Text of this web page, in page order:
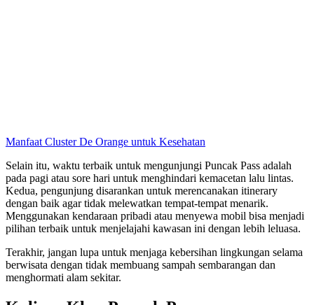
Manfaat Cluster De Orange untuk Kesehatan
Selain itu, waktu terbaik untuk mengunjungi Puncak Pass adalah
pada pagi atau sore hari untuk menghindari kemacetan lalu lintas.
Kedua, pengunjung disarankan untuk merencanakan itinerary
dengan baik agar tidak melewatkan tempat-tempat menarik.
Menggunakan kendaraan pribadi atau menyewa mobil bisa menjadi
pilihan terbaik untuk menjelajahi kawasan ini dengan lebih leluasa.
Terakhir, jangan lupa untuk menjaga kebersihan lingkungan selama
berwisata dengan tidak membuang sampah sembarangan dan
menghormati alam sekitar.